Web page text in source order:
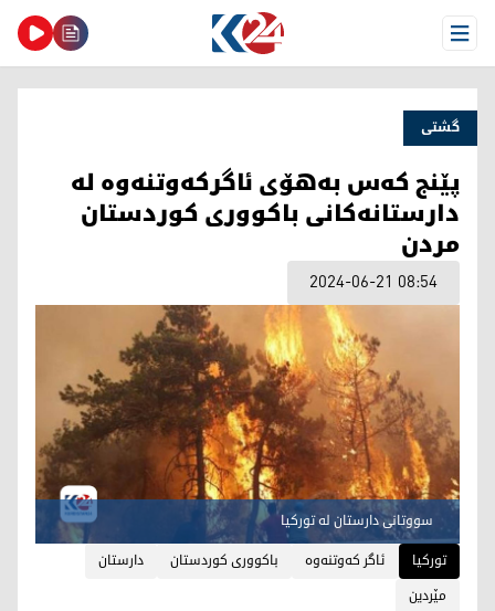
Open Menu
گشتی
پێنج كه‌س بەهۆی ئاگرکەوتنەوە لە
دارستانەکانی باكووری كوردستان
مردن
2024-06-21 08:54
سووتانی دارستان له‌ توركیا
تورکیا
ئاگر كه‌وتنه‌وه‌ باكوورى كوردستان
دارستان
مێردین